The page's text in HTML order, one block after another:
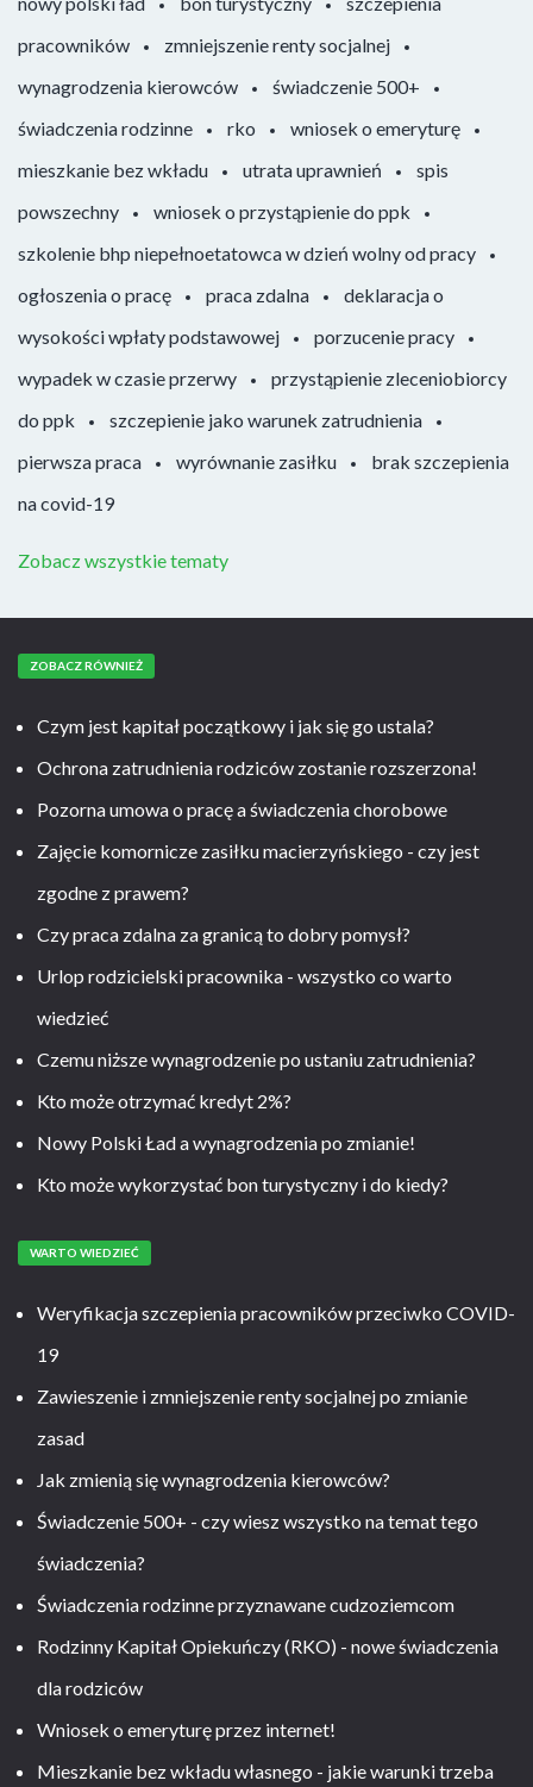
pracowników
zmniejszenie renty socjalnej
wynagrodzenia kierowców
świadczenie 500+
świadczenia rodzinne
rko
wniosek o emeryturę
mieszkanie bez wkładu
utrata uprawnień
spis
powszechny
wniosek o przystąpienie do ppk
szkolenie bhp niepełnoetatowca w dzień wolny od pracy
ogłoszenia o pracę
praca zdalna
deklaracja o
wysokości wpłaty podstawowej
porzucenie pracy
wypadek w czasie przerwy
przystąpienie zleceniobiorcy
do ppk
szczepienie jako warunek zatrudnienia
pierwsza praca
wyrównanie zasiłku
brak szczepienia
na covid-19
Zobacz wszystkie tematy
ZOBACZ RÓWNIEŻ
Czym jest kapitał początkowy i jak się go ustala?
Ochrona zatrudnienia rodziców zostanie rozszerzona!
Pozorna umowa o pracę a świadczenia chorobowe
Zajęcie komornicze zasiłku macierzyńskiego - czy jest
zgodne z prawem?
Czy praca zdalna za granicą to dobry pomysł?
Urlop rodzicielski pracownika - wszystko co warto
wiedzieć
Czemu niższe wynagrodzenie po ustaniu zatrudnienia?
Kto może otrzymać kredyt 2%?
Nowy Polski Ład a wynagrodzenia po zmianie!
Kto może wykorzystać bon turystyczny i do kiedy?
WARTO WIEDZIEĆ
Weryfikacja szczepienia pracowników przeciwko COVID-
19
Zawieszenie i zmniejszenie renty socjalnej po zmianie
zasad
Jak zmienią się wynagrodzenia kierowców?
Świadczenie 500+ - czy wiesz wszystko na temat tego
świadczenia?
Świadczenia rodzinne przyznawane cudzoziemcom
Rodzinny Kapitał Opiekuńczy (RKO) - nowe świadczenia
dla rodziców
Wniosek o emeryturę przez internet!
Mieszkanie bez wkładu własnego - jakie warunki trzeba